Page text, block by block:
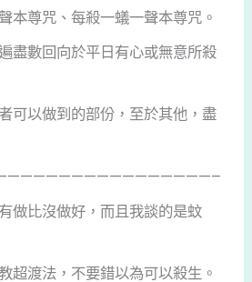
本尊咒、每殺一蟻一聲本尊咒。
盡數回向於平日有心或無意所殺
可以做到的部份，至於其他，盡
做比沒做好，而且我談的是蚊
超渡法，不要錯以為可以殺生。